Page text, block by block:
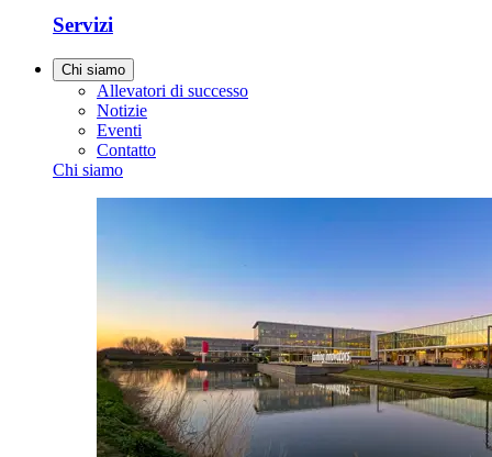
Servizi
Chi siamo
Allevatori di successo
Notizie
Eventi
Contatto
Chi siamo